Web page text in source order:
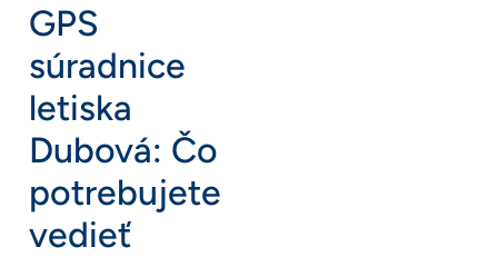
GPS
súradnice
letiska
Dubová: Čo
potrebujete
vedieť